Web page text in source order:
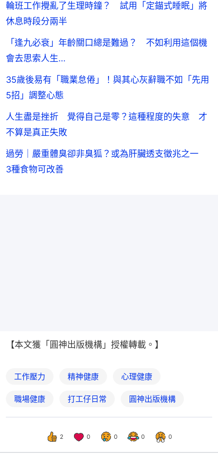
輪班工作攪亂了生理時鐘？ 試用「定錨式睡眠」將
休息時段分兩半
「逢九必衰」年齡關口總是難過？ 不如利用這個機
會去思索人生…
35歲後易有「職業怠倦」！與其心灰辭職不如「先用
5招」調整心態
人生盡是挫折 覺得自己是零？這種程度的失意 才
不算是真正失敗
過勞｜嚴重體臭卻非臭狐？或為肝臟透支徵兆之一
3種食物可改善
【本文獲「圓神出版機構」授權轉載。】
工作壓力 精神健康 心理健康
職場健康 打工仔日常 圓神出版機構
2 0 0 0 0